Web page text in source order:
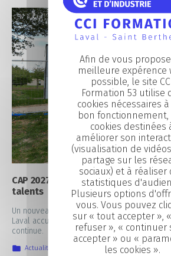
CAP 2027 : un campus unique pour
talents
Un nouveau bâtiment de 4 186 m² au cœur
Laval accueillera tous nos apprenants en
continue.
Actualités La vie au CFA
Afin de vous
meilleure expérence
possible, le site
Formation 53 utilise
cookies nécessaires à
bon fonctionnement,
cookies destinées
améliorer son
(visualisation de
partage sur les
sociaux) et à réaliser
statistiques
Plusieurs options
vous. Vous pouvez
sur « tout accepter »,
refuser », « continuer
accepter » ou «
les cookies ».